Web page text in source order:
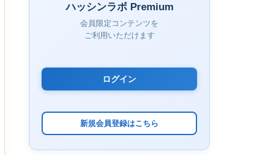
ハッシンラボ Premium
会員限定コンテンツを
ご利用いただけます
ログイン
新規会員登録はこちら